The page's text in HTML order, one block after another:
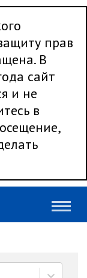
прав
В
сайт
и не
в